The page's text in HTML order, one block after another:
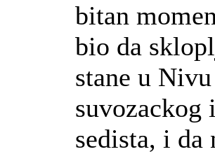
bitan
bio da
stane u
suvozackog
sedista, i da